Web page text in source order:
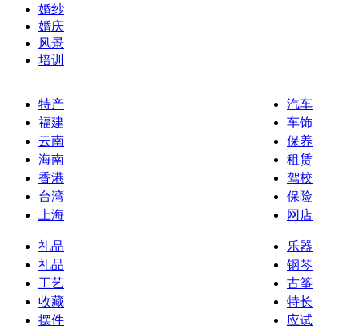
婚纱
婚庆
风景
培训
特产
福建
云南
海南
香港
台湾
上海
礼品
礼品
工艺
收藏
摆件
汽车
车饰
保养
租赁
驾校
保险
网店
乐器
钢琴
古筝
特长
应试